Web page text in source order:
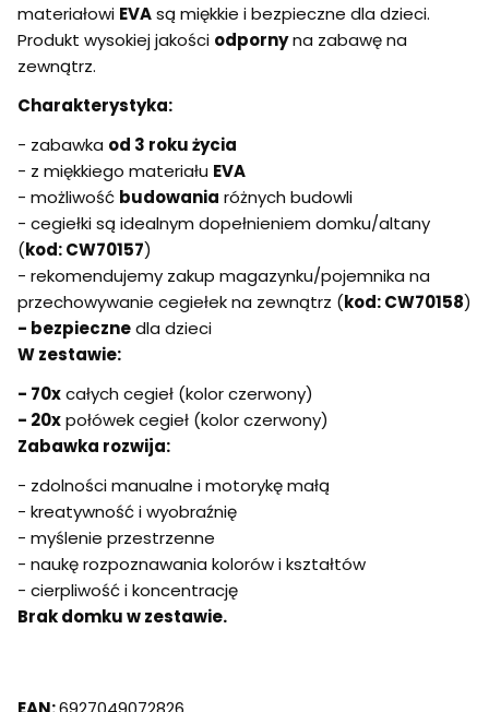
materiałowi EVAsą miękkie i bezpieczne dla dzieci.
Produkt wysokiej jakości odpornyna zabawę na
zewnątrz.
Charakterystyka:
- zabawka od 3 roku życia
- z miękkiego materiału EVA
- możliwość budowania różnych budowli
- cegiełki są idealnym dopełnieniem domku/altany
(kod: CW70157)
- rekomendujemy zakup magazynku/pojemnika na
przechowywanie cegiełek na zewnątrz (kod: CW70158)
- bezpiecznedla dzieci
W zestawie:
- 70xcałych cegieł (kolor czerwony)
- 20xpołówek cegieł (kolor czerwony)
Zabawka rozwija:
- zdolności manualne i motorykę małą
- kreatywność i wyobraźnię
- myślenie przestrzenne
- naukę rozpoznawania kolorów i kształtów
- cierpliwość i koncentrację
Brak domku w zestawie.